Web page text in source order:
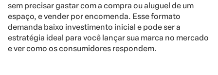
sem precisar gastar com a compra ou aluguel de um
espaço, e vender por encomenda. Esse formato
demanda baixo investimento inicial e pode ser a
estratégia ideal para você lançar sua marca no mercado
e ver como os consumidores respondem.